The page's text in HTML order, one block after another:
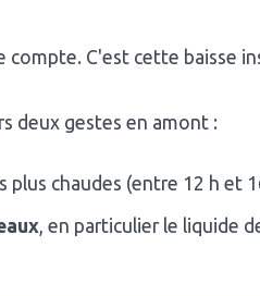
C'est cette baisse
deux gestes en amont :
plus chaudes (entre 12 h et
, en particulier le liquide